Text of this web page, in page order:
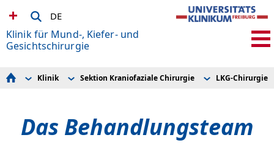
DE
Klinik für Mund-, Kiefer- und
Gesichtschirurgie
Forschung
Lehre
Klinik
Sektion Bildgebung und implantologische Diagnostik
Tumorchirugie
Sektion Kraniofaziale Chirurgie
Dysgnathie
Obstruktive Schlafapnoe
LKG-Chirurgie
Das Behandlungsteam